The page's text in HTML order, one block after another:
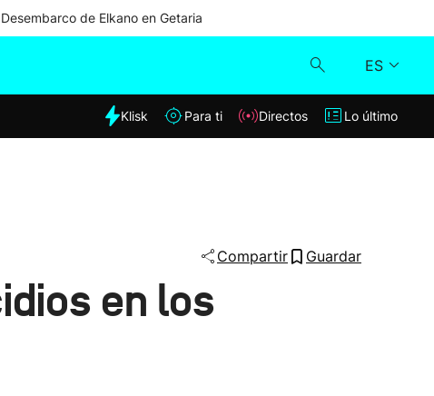
Desembarco de Elkano en Getaria
ES
Klisk
Klisk Para ti Directos Lo último
Compartir Guardar
en los